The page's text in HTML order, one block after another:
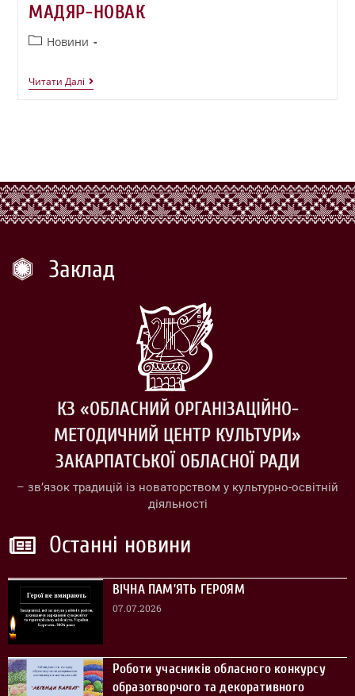
МАДЯР-НОВАК
Новини
Читати Далі
Заклад
КЗ «ОБЛАСНИЙ ОРГАНІЗАЦІЙНО-
МЕТОДИЧНИЙ ЦЕНТР КУЛЬТУРИ»
ЗАКАРПАТСЬКОЇ ОБЛАСНОЇ РАДИ
– зв’язок традицій із новаторством у культурно-освітній
діяльності
Останні новини
ВІЧНА ПАМ’ЯТЬ ГЕРОЯМ
07.07.2026
Роботи учасників обласного конкурсу
образотворчого та декоративного